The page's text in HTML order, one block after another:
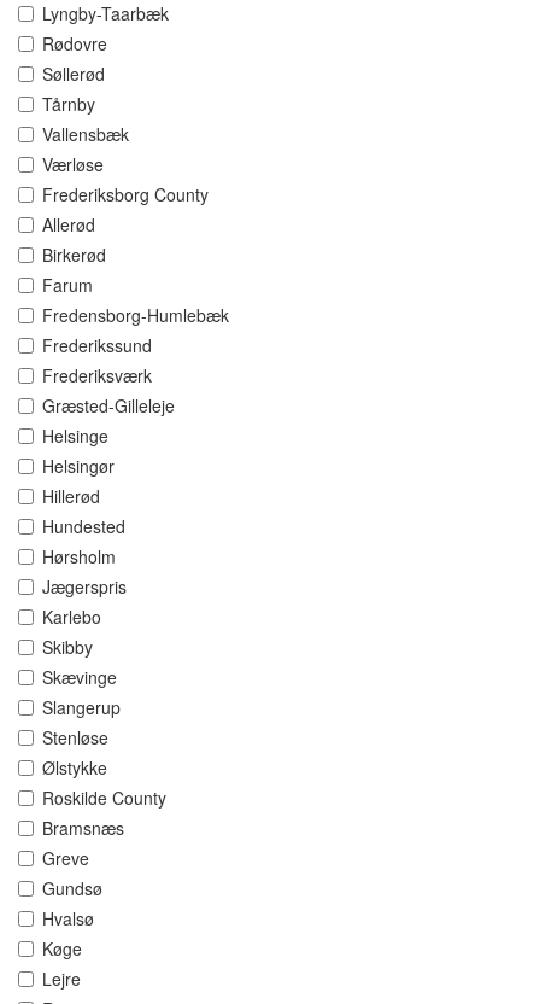
Lyngby-Taarbæk
Rødovre
Søllerød
Tårnby
Vallensbæk
Værløse
Frederiksborg County
Allerød
Birkerød
Farum
Fredensborg-Humlebæk
Frederikssund
Frederiksværk
Græsted-Gilleleje
Helsinge
Helsingør
Hillerød
Hundested
Hørsholm
Jægerspris
Karlebo
Skibby
Skævinge
Slangerup
Stenløse
Ølstykke
Roskilde County
Bramsnæs
Greve
Gundsø
Hvalsø
Køge
Lejre